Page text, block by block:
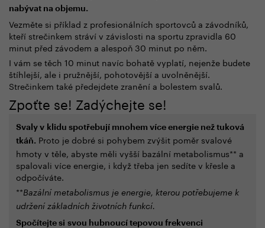
nabývat na objemu.
Vezměte si příklad z profesionálních sportovců a závodníků,
kteří strečinkem stráví v závislosti na sportu zpravidla 60
minut před závodem a alespoň 30 minut po něm.
I vám se těch 10 minut navíc bohatě vyplatí, nejenže budete
štíhlejší, ale i pružnější, pohotovější a uvolněnější.
Strečinkem také předejdete zranění a bolestem svalů.
Zpoťte se! Zadýchejte se!
Svaly v klidu spotřebují mnohem více energie než tuková
tkáň. Proto je dobré si pohybem zvýšit poměr svalové
hmoty v těle, abyste měli vyšší bazální metabolismus** a
spalovali více energie, i když třeba jen sedíte v křesle a
odpočíváte.
**Bazální metabolismus je energie, kterou potřebujeme k
udržení základních životních funkcí.
Spočítejte si svou hubnoucí tepovou frekvenci